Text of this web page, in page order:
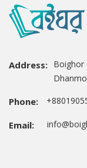
Address: Boighor
Phone:
Email: